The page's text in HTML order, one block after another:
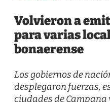
Volvieron a
para varias
bonaerense
Los gobiernos de
desplegaron fuerzas,
ciudades de